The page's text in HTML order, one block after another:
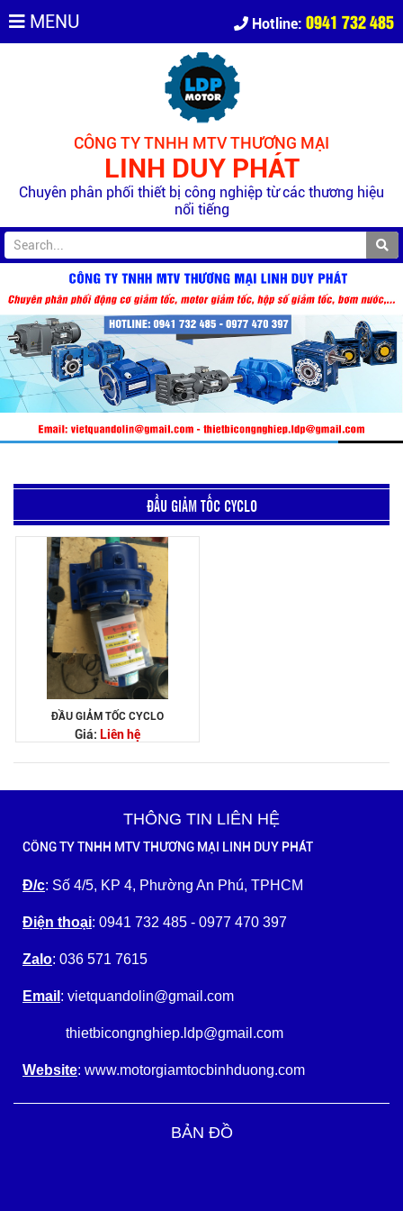
MENU Hotline: 0941 732 485
CÔNG TY TNHH MTV THƯƠNG MẠI
LINH DUY PHÁT
Chuyên phân phối thiết bị công nghiệp từ các thương hiệu
nổi tiếng
ĐẦU GIẢM TỐC CYCLO
ĐẦU GIẢM TỐC CYCLO
Giá: Liên hệ
THÔNG TIN LIÊN HỆ
CÔNG TY TNHH MTV THƯƠNG MẠI LINH DUY PHÁT
Đ/c: Số 4/5, KP 4, Phường An Phú, TPHCM
Điện thoại: 0941 732 485 - 0977 470 397
Zalo: 036 571 7615
Email : vietquandolin@gmail.com
thietbicongnghiep.ldp@gmail.com
Website: www.motorgiamtocbinhduong.com
BẢN ĐỒ